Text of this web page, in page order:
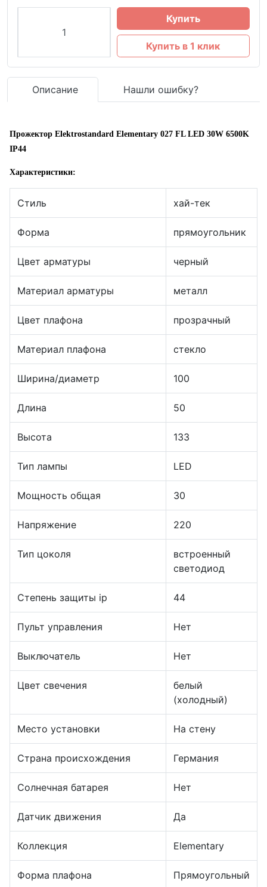
Купить
Купить в 1 клик
Описание Нашли ошибку?
Прожектор Elektrostandard Elementary 027 FL LED 30W 6500K
IP44
Характеристики:
Стиль хай-тек
Форма прямоугольник
Цвет арматуры черный
Материал арматуры металл
Цвет плафона прозрачный
Материал плафона стекло
Ширина/диаметр 100
Длина 50
Высота 133
Тип лампы LED
Мощность общая 30
Напряжение 220
Тип цоколя
встроенный
светодиод
Степень защиты ip 44
Пульт управления Нет
Выключатель Нет
Цвет свечения
белый
(холодный)
Место установки На стену
Страна происхождения Германия
Солнечная батарея Нет
Датчик движения Да
Коллекция Elementary
Форма плафона Прямоугольный